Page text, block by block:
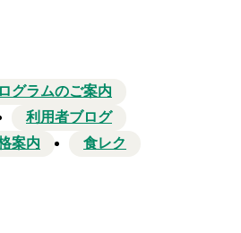
グラムのご案内
利用者ブログ
案内 食レク